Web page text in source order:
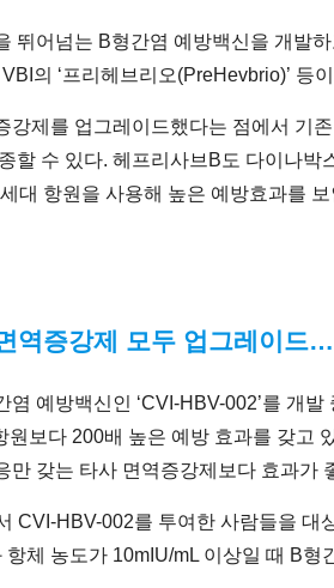
뛰어넘는 B형간염 예방백신을 개발
의 ‘프리헤브리오(PreHevbrio)’ 등
강제를 업그레이드했다는 점에서 기
할 수 있다. 헤프리사브B도 다이나
대 항원을 사용해 높은 예방효과를 보
역증강제 모두 업그레이드
예방백신인 ‘CVI-HBV-002’를 개
원보다 200배 높은 예방 효과를 갖고
만 갖는 타사 면역증강제보다 효과가
CVI-HBV-002를 투여한 사람들을
항체 농도가 10mIU/mL 이상일 때 B